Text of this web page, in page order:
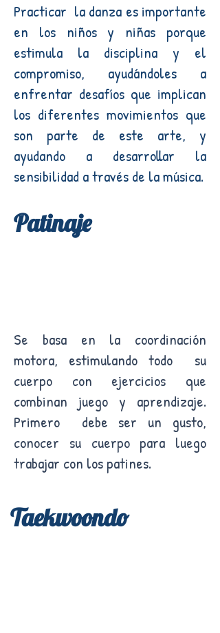
Practicar la danza es importante
en los niños y niñas porque
estimula la disciplina y el
compromiso, ayudándoles a
enfrentar desafíos que implican
los diferentes movimientos que
son parte de este arte, y
ayudando a desarrollar la
sensibilidad a través de la música.
Patinaje
Se basa en la coordinación
motora, estimulando todo su
cuerpo con ejercicios que
combinan juego y aprendizaje.
Primero debe ser un gusto,
conocer su cuerpo para luego
trabajar con los patines.
Taekwoondo